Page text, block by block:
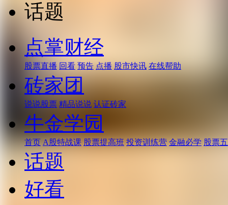
话题
点掌财经
股票直播 回看 预告 点播 股市快讯 在线帮助
砖家团
说说股票 精品说说 认证砖家
牛金学园
首页 A股特战课 股票提高班 投资训练营 金融必学 股票
话题
好看